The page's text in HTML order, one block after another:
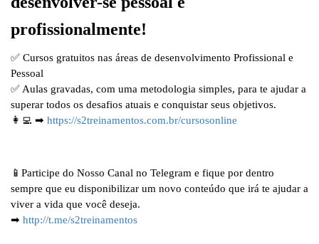
profissionalmente!
✅ Cursos gratuitos nas áreas de desenvolvimento Profissional e
Pessoal
✅ Aulas gravadas, com uma metodologia simples, para te ajudar a
superar todos os desafios atuais e conquistar seus objetivos.
👩‍💻 ➡ https://s2treinamentos.com.br/cursosonline
📱Participe do Nosso Canal no Telegram e fique por dentro
sempre que eu disponibilizar um novo conteúdo que irá te ajudar a
viver a vida que você deseja.
➡ http://t.me/s2treinamentos